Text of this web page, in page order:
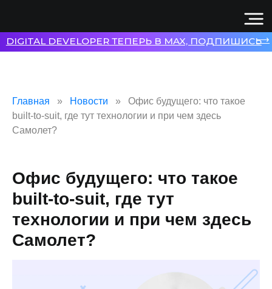
Главная Новости
Офис будущего: что такое
built-to-suit, где тут технологии и при чем здесь
Самолет?
Офис будущего: что такое
built-to-suit, где тут
технологии и при чем здесь
Самолет?